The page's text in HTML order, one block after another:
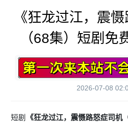
《狂龙过江，震慑
（68集）短剧免
2026-07-08
短剧 《狂龙过江，震慑路怒症司机